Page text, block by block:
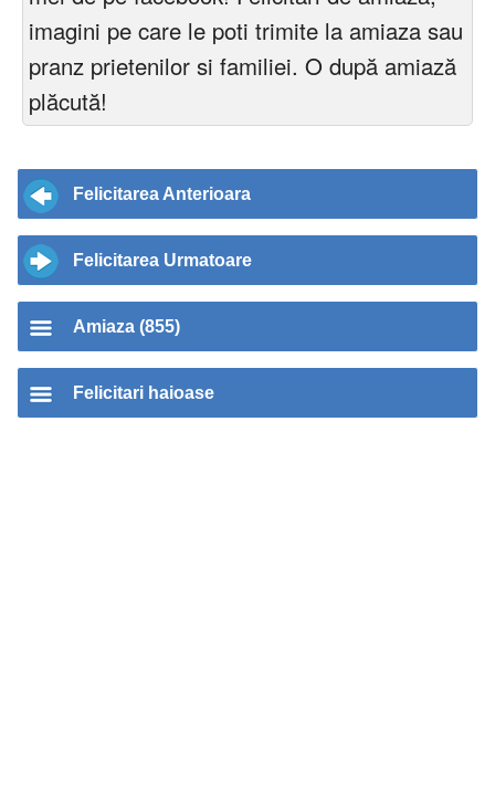
imagini pe care le poti trimite la amiaza sau
pranz prietenilor si familiei. O după amiază
plăcută!
Felicitarea Anterioara
Felicitarea Urmatoare
Amiaza (855)
Felicitari haioase